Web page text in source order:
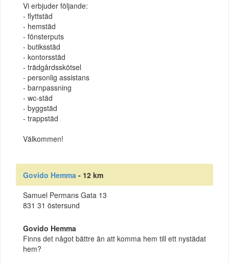
Vi erbjuder följande:
- flyttstäd
- hemstäd
- fönsterputs
- butiksstäd
- kontorsstäd
- trädgårdsskötsel
- personlig assistans
- barnpassning
- wc-städ
- byggstäd
- trappstäd
Välkommen!
Govido Hemma - 12 km
Samuel Permans Gata 13
831 31 östersund
Govido Hemma
Finns det något bättre än att komma hem till ett nystädat
hem?